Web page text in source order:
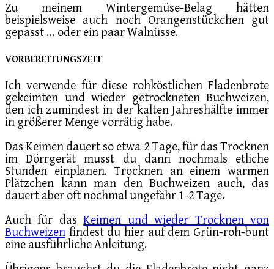
Zu meinem Wintergemüse-Belag hätten
beispielsweise auch noch Orangenstückchen gut
gepasst … oder ein paar Walnüsse.
VORBEREITUNGSZEIT
Ich verwende für diese rohköstlichen Fladenbrote
gekeimten und wieder getrockneten Buchweizen,
den ich zumindest in der kalten Jahreshälfte immer
in größerer Menge vorrätig habe.
Das Keimen dauert so etwa 2 Tage, für das Trocknen
im Dörrgerät musst du dann nochmals etliche
Stunden einplanen. Trocknen an einem warmen
Plätzchen kann man den Buchweizen auch, das
dauert aber oft nochmal ungefähr 1-2 Tage.
Auch für dasKeimen und wieder Trocknen von
Buchweizen findest du hier auf dem Grün-roh-bunt
eine ausführliche Anleitung.